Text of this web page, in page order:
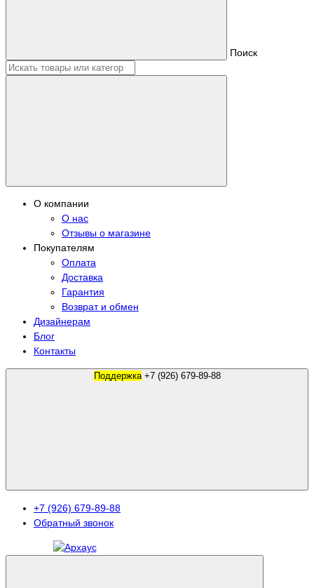
Поиск
О компании
О нас
Отзывы о магазине
Покупателям
Оплата
Доставка
Гарантия
Возврат и обмен
Дизайнерам
Блог
Контакты
Поддержка +7 (926) 679-89-88
+7 (926) 679-89-88
Обратный звонок